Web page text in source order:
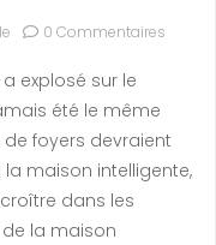
0 Commentaires
explosé sur le
été le même
de foyers devraient
maison intelligente,
dans les
de la maison